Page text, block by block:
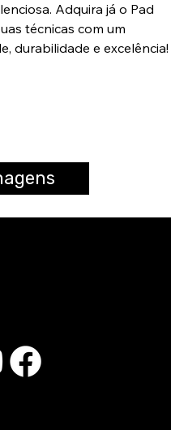
Adquira já o Pad
técnicas com um
durabilidade e excelência!